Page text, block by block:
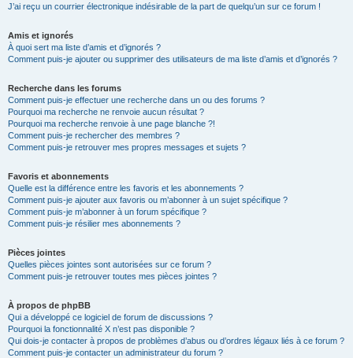
J’ai reçu un courrier électronique indésirable de la part de quelqu’un sur ce forum !
Amis et ignorés
À quoi sert ma liste d’amis et d’ignorés ?
Comment puis-je ajouter ou supprimer des utilisateurs de ma liste d’amis et d’ignorés ?
Recherche dans les forums
Comment puis-je effectuer une recherche dans un ou des forums ?
Pourquoi ma recherche ne renvoie aucun résultat ?
Pourquoi ma recherche renvoie à une page blanche ?!
Comment puis-je rechercher des membres ?
Comment puis-je retrouver mes propres messages et sujets ?
Favoris et abonnements
Quelle est la différence entre les favoris et les abonnements ?
Comment puis-je ajouter aux favoris ou m’abonner à un sujet spécifique ?
Comment puis-je m’abonner à un forum spécifique ?
Comment puis-je résilier mes abonnements ?
Pièces jointes
Quelles pièces jointes sont autorisées sur ce forum ?
Comment puis-je retrouver toutes mes pièces jointes ?
À propos de phpBB
Qui a développé ce logiciel de forum de discussions ?
Pourquoi la fonctionnalité X n’est pas disponible ?
Qui dois-je contacter à propos de problèmes d’abus ou d’ordres légaux liés à ce forum ?
Comment puis-je contacter un administrateur du forum ?